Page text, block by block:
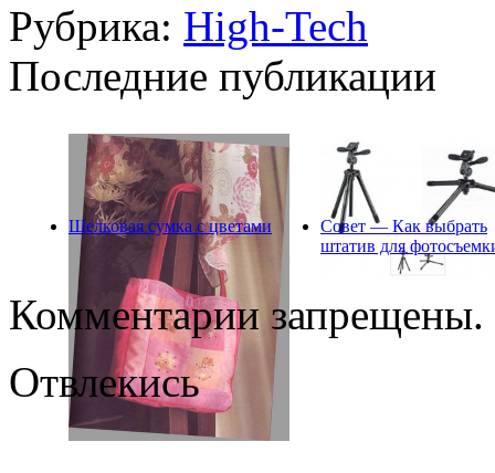
Рубрика: High-Tech
Последние публикации
Шелковая сумка с цветами
Совет — Как выбрать
штатив для
Комментарии запрещены.
Отвлекись